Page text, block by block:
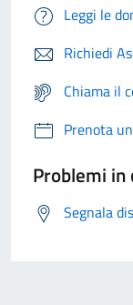
Leggi le
Richiedi
Chiama il
Prenota
Problemi
Segnala